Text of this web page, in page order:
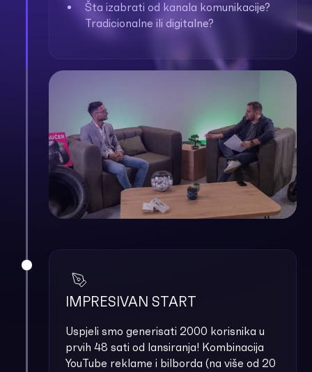
Šta izabrati od kanala komunikacije?
Tradicionalne ili digitalne?
IMPRESIVAN START
Uspjeli smo generisati 2000 korisnika u
prvih 48 sati od lansiranja! Kombinacija
YouTube reklame i bilborda (na više od 20